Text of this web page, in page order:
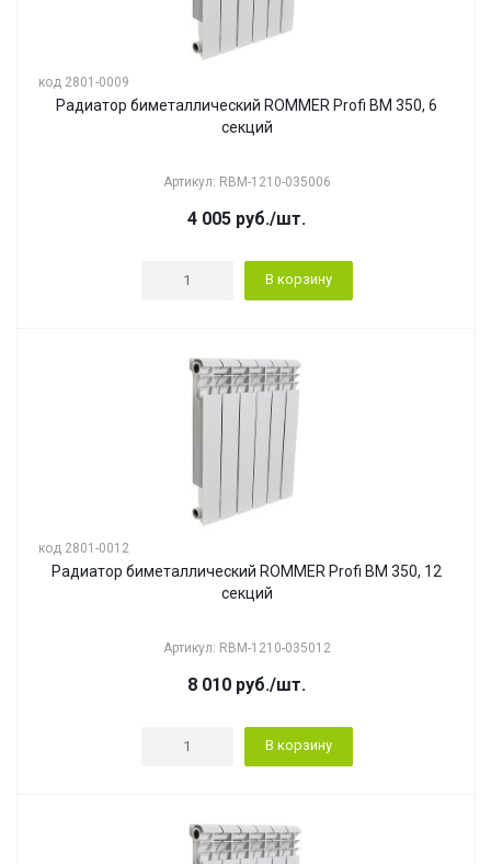
код 2801-0009
Радиатор биметаллический ROMMER Profi BM 350, 6
секций
Артикул: RBM-1210-035006
4 005 руб./шт.
В корзину
код 2801-0012
Радиатор биметаллический ROMMER Profi BM 350, 12
секций
Артикул: RBM-1210-035012
8 010 руб./шт.
В корзину